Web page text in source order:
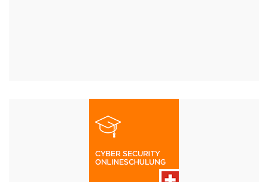
Bauen Sie die Kompetenz Ihrer Mitarbeitenden für die
Cybersicherheit auf.